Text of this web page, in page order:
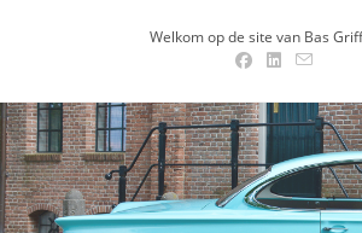
Welkom op de site van Bas